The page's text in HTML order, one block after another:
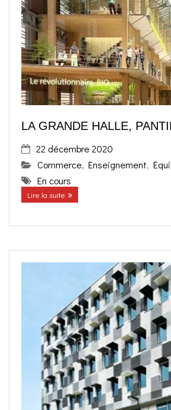
o
k
g
r
a
contact
FR
EN
LA GRANDE HALLE,
22 décembre 2020
Commerce, Enseignement,
En cours
Lire la suite